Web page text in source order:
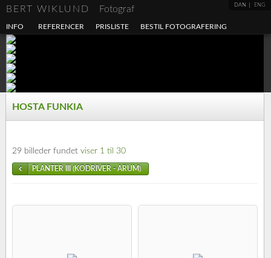
DAN ENG
BERT WIKLUND Fotograf
INFO REFERENCER PRISLISTE BESTIL FOTOGRAFERING
HOSTA FUNKIA
29 billeder fundet viser 1 til 30
PLANTER III (KODRIVER - ARUM)